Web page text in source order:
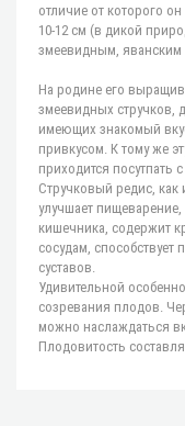
отличие от которого
10-12 см (в дикой
змеевидным,
На родине его
змеевидных стручков,
имеющих знакомый
привкусом. К тому же
приходится посутпать
Стручковый редис, как
улучшает
кишечника, содержит
сосудам,
суставов.
Удивительной
созревания плодов.
можно наслаждаться
Плодовитость